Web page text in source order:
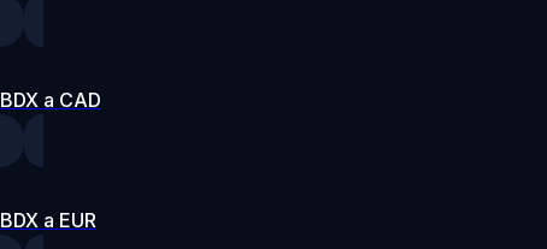
BDX a CAD
BDX a EUR